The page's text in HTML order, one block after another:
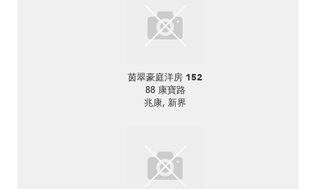
茵翠豪庭洋房 152
88 康寶路
兆康, 新界